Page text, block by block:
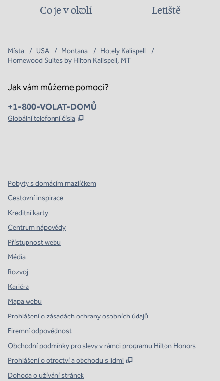
Co je v okolí Letiště
Místa / USA / Montana / Hotely Kalispell
/
Homewood Suites by Hilton Kalispell, MT
Jak vám můžeme pomoci?
Telefon:
+1-800-VOLAT-DOMŮ
Globální telefonní čísla ,
Pobyty s domácím mazlíčkem
Cestovní inspirace
Kreditní karty
Centrum nápovědy
Přístupnost webu
Média
Rozvoj
Kariéra
Mapa webu
Prohlášení o zásadách ochrany osobních údajů
Firemní odpovědnost
Obchodní podmínky pro slevy v rámci programu Hilton Honors
Prohlášení o otroctví a obchodu s lidmi
,
Dohoda o užívání stránek